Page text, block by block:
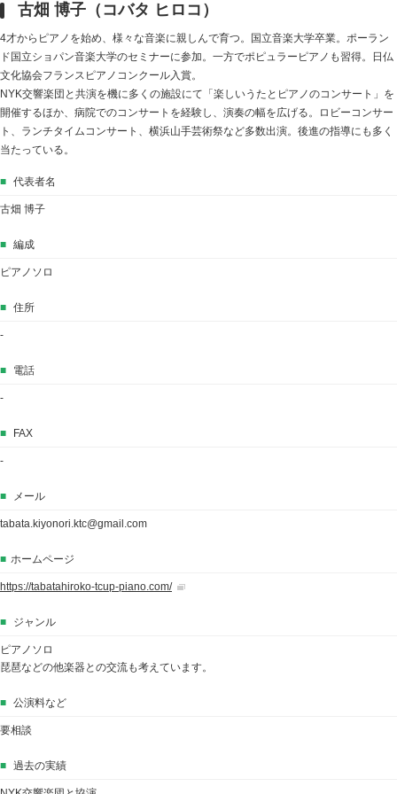
古畑 博子（コバタ ヒロコ）
4才からピアノを始め、様々な音楽に親しんで育つ。国立音楽大学卒業。ポーラン
ド国立ショパン音楽大学のセミナーに参加。一方でポピュラーピアノも習得。日仏
文化協会フランスピアノコンクール入賞。
NYK交響楽団と共演を機に多くの施設にて「楽しいうたとピアノのコンサート」を
開催するほか、病院でのコンサートを経験し、演奏の幅を広げる。ロビーコンサー
ト、ランチタイムコンサート、横浜山手芸術祭など多数出演。後進の指導にも多く
当たっている。
■ 代表者名
古畑 博子
■ 編成
ピアノソロ
■ 住所
-
■ 電話
-
■ FAX
-
■ メール
tabata.kiyonori.ktc@gmail.com
■ ホームページ
https://tabatahiroko-tcup-piano.com/
■ ジャンル
ピアノソロ
琵琶などの他楽器との交流も考えています。
■ 公演料など
要相談
■ 過去の実績